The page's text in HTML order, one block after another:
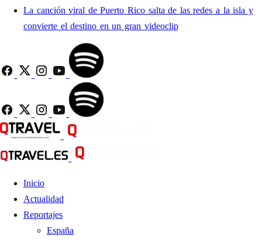
La canción viral de Puerto Rico salta de las redes a la isla y
convierte el destino en un gran videoclip
Inicio
Actualidad
Reportajes
España